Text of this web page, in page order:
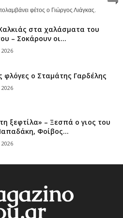
φέτος ο Γιώργος Λιάγκας.
στα χαλάσματα του
– Σοκάρουν οι...
φλόγες ο Σταμάτης Γαρδέλης
ξεφτίλα» – Ξεσπά ο γιος του
Φοίβος...